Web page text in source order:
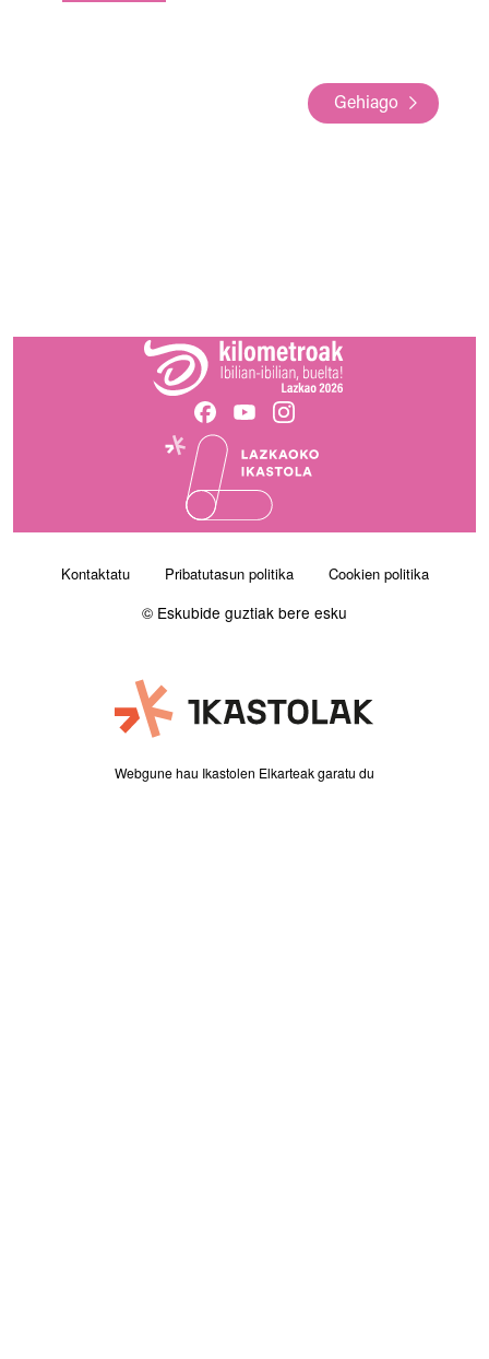
Gehiago
Kontaktatu Pribatutasun politika Cookien politika
© Eskubide guztiak bere esku
Webgune hau Ikastolen Elkarteak garatu du